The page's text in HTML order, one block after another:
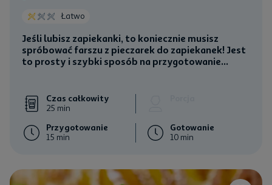
Łatwo
Jeśli lubisz zapiekanki, to koniecznie musisz
spróbować farszu z pieczarek do zapiekanek! Jest
to prosty i szybki sposób na przygotowanie...
Czas całkowity
25 min
Przygotowanie
15 min
Gotowanie
10 min